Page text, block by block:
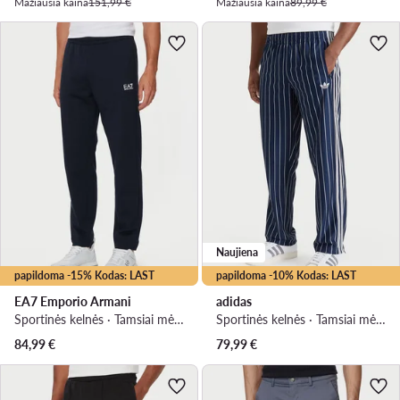
papildoma -15% Kodas: LAST
EA7 Emporio Armani
Sportinės kelnės · Tamsiai mėlyna · Regular Fit
84,99€
papildoma -10% Kodas: LAST
Naujiena
adidas
Sportinės kelnės · Tamsiai mėlyna · Regular Fit
79,99€